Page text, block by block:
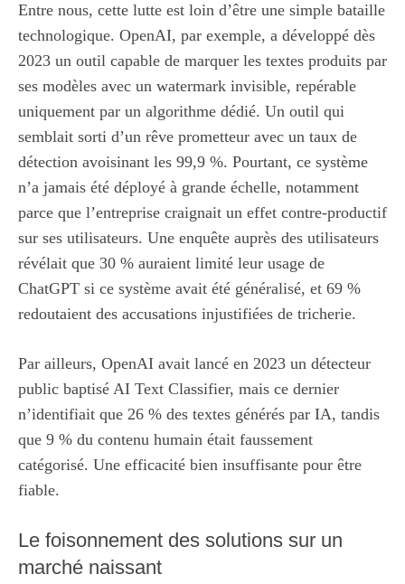
Entre nous, cette lutte est loin d’être une simple bataille
technologique. OpenAI, par exemple, a développé dès
2023 un outil capable de marquer les textes produits par
ses modèles avec un watermark invisible, repérable
uniquement par un algorithme dédié. Un outil qui
semblait sorti d’un rêve prometteur avec un taux de
détection avoisinant les 99,9 %. Pourtant, ce système
n’a jamais été déployé à grande échelle, notamment
parce que l’entreprise craignait un effet contre-productif
sur ses utilisateurs. Une enquête auprès des utilisateurs
révélait que 30 % auraient limité leur usage de
ChatGPT si ce système avait été généralisé, et 69 %
redoutaient des accusations injustifiées de tricherie.
Par ailleurs, OpenAI avait lancé en 2023 un détecteur
public baptisé AI Text Classifier, mais ce dernier
n’identifiait que 26 % des textes générés par IA, tandis
que 9 % du contenu humain était faussement
catégorisé. Une efficacité bien insuffisante pour être
fiable.
Le foisonnement des solutions sur un
marché naissant